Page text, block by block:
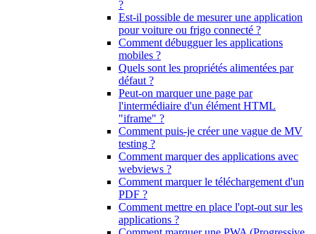
?
Est-il possible de mesurer une application
pour voiture ou frigo connecté ?
Comment débugguer les applications
mobiles ?
Quels sont les propriétés alimentées par
défaut ?
Peut-on marquer une page par
l'intermédiaire d'un élément HTML
"iframe" ?
Comment puis-je créer une vague de MV
testing ?
Comment marquer des applications avec
webviews ?
Comment marquer le téléchargement d'un
PDF ?
Comment mettre en place l'opt-out sur les
applications ?